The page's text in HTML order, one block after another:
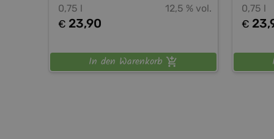
12,5 % vol.
0,75 l
€ 23,90
In den Warenkorb
0,75 l
€